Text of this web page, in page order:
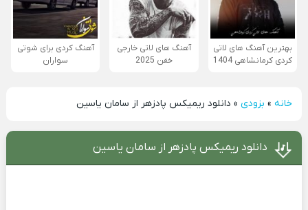
بهترین آهنگ های لاتی
کردی کرمانشاهی 1404
آهنگ های لاتی خارجی
خفن 2025
آهنگ کردی برای شوتی
سواران
خانه» بزودی » دانلود ریمیکس پادزهر از سامان یاسین
دانلود ریمیکس پادزهر از سامان یاسین